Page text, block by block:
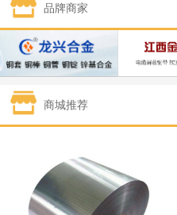
1#锡 434,000—436,000
1#镍 129,550—130,750
1#白银 15,100—15,110
钯金
89,000—95,000
2#锑 85,000—91,000
品牌商家
商城推荐